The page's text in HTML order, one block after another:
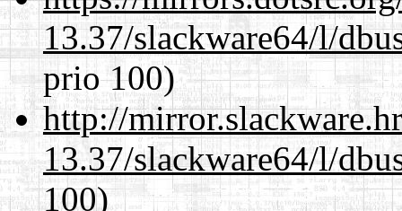
13.37/slackware64/l/
prio 100)
http://
13.37/slackware64/l/
100)